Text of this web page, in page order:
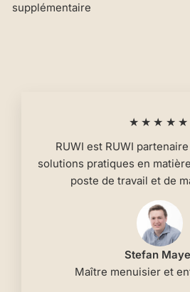
supplémentaire
★★★★★
RUWI est RUWI
solutions pratiques en
poste de travail et de
Stefan
Maître menuisier et